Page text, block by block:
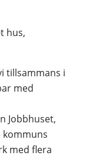
hus,
tillsammans i
med
Jobbhuset,
kommuns
med flera